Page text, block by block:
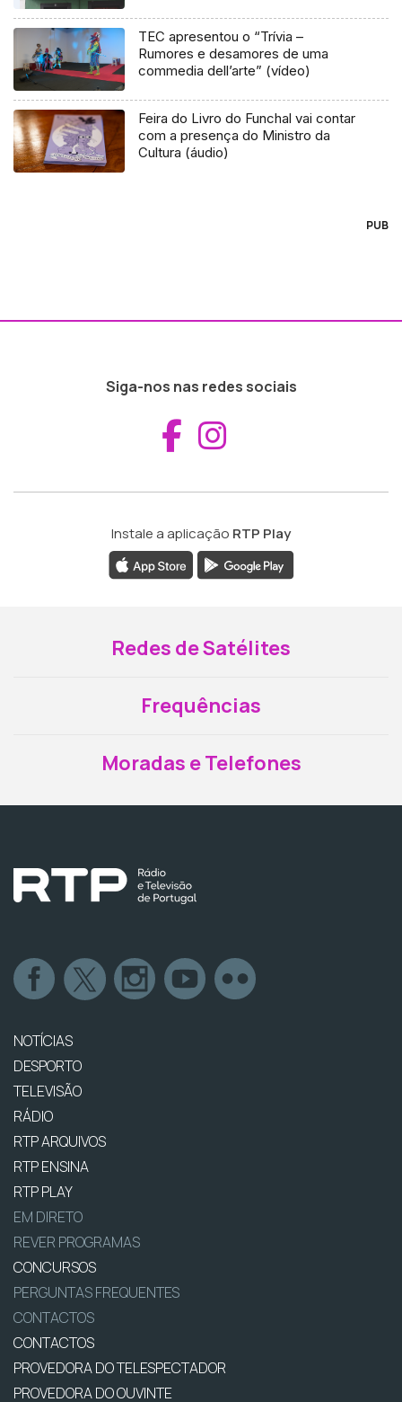
TEC apresentou o “Trívia –
Rumores e desamores de uma
commedia dell’arte” (vídeo)
Feira do Livro do Funchal vai contar
com a presença do Ministro da
Cultura (áudio)
PUB
Siga-nos nas redes sociais
Aceder ao
Instale a aplicação RTP Play
Redes de Satélites
Frequências
Moradas e Telefones
NOTÍCIAS
DESPORTO
TELEVISÃO
RÁDIO
RTP ARQUIVOS
RTP ENSINA
RTP PLAY
EM DIRETO
REVER PROGRAMAS
CONCURSOS
PERGUNTAS FREQUENTES
CONTACTOS
CONTACTOS
PROVEDORA DO TELESPECTADOR
PROVEDORA DO OUVINTE